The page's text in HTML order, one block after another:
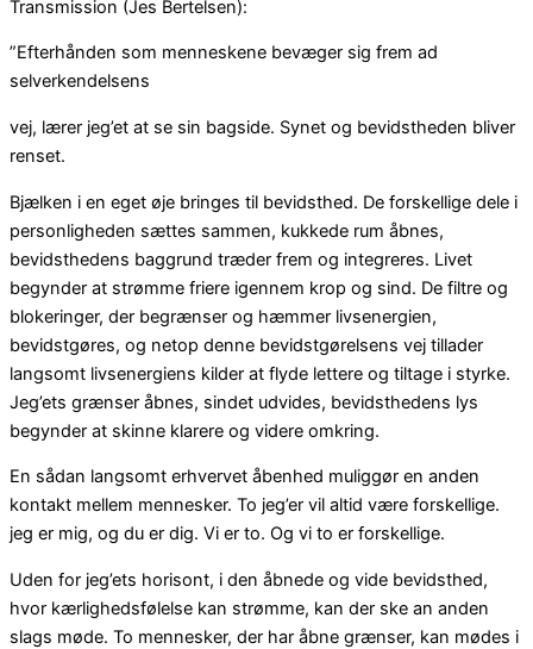
Transmission (Jes Bertelsen):
”Efterhånden som menneskene bevæger sig frem ad
selverkendelsens
vej, lærer jeg’et at se sin bagside. Synet og bevidstheden bliver
renset.
Bjælken i en eget øje bringes til bevidsthed. De forskellige dele i
personligheden sættes sammen, kukkede rum åbnes,
bevidsthedens baggrund træder frem og integreres. Livet
begynder at strømme friere igennem krop og sind. De filtre og
blokeringer, der begrænser og hæmmer livsenergien,
bevidstgøres, og netop denne bevidstgørelsens vej tillader
langsomt livsenergiens kilder at flyde lettere og tiltage i styrke.
Jeg’ets grænser åbnes, sindet udvides, bevidsthedens lys
begynder at skinne klarere og videre omkring.
En sådan langsomt erhvervet åbenhed muliggør en anden
kontakt mellem mennesker. To jeg’er vil altid være forskellige.
jeg er mig, og du er dig. Vi er to. Og vi to er forskellige.
Uden for jeg’ets horisont, i den åbnede og vide bevidsthed,
hvor kærlighedsfølelse kan strømme, kan der ske an anden
slags møde. To mennesker, der har åbne grænser, kan mødes i